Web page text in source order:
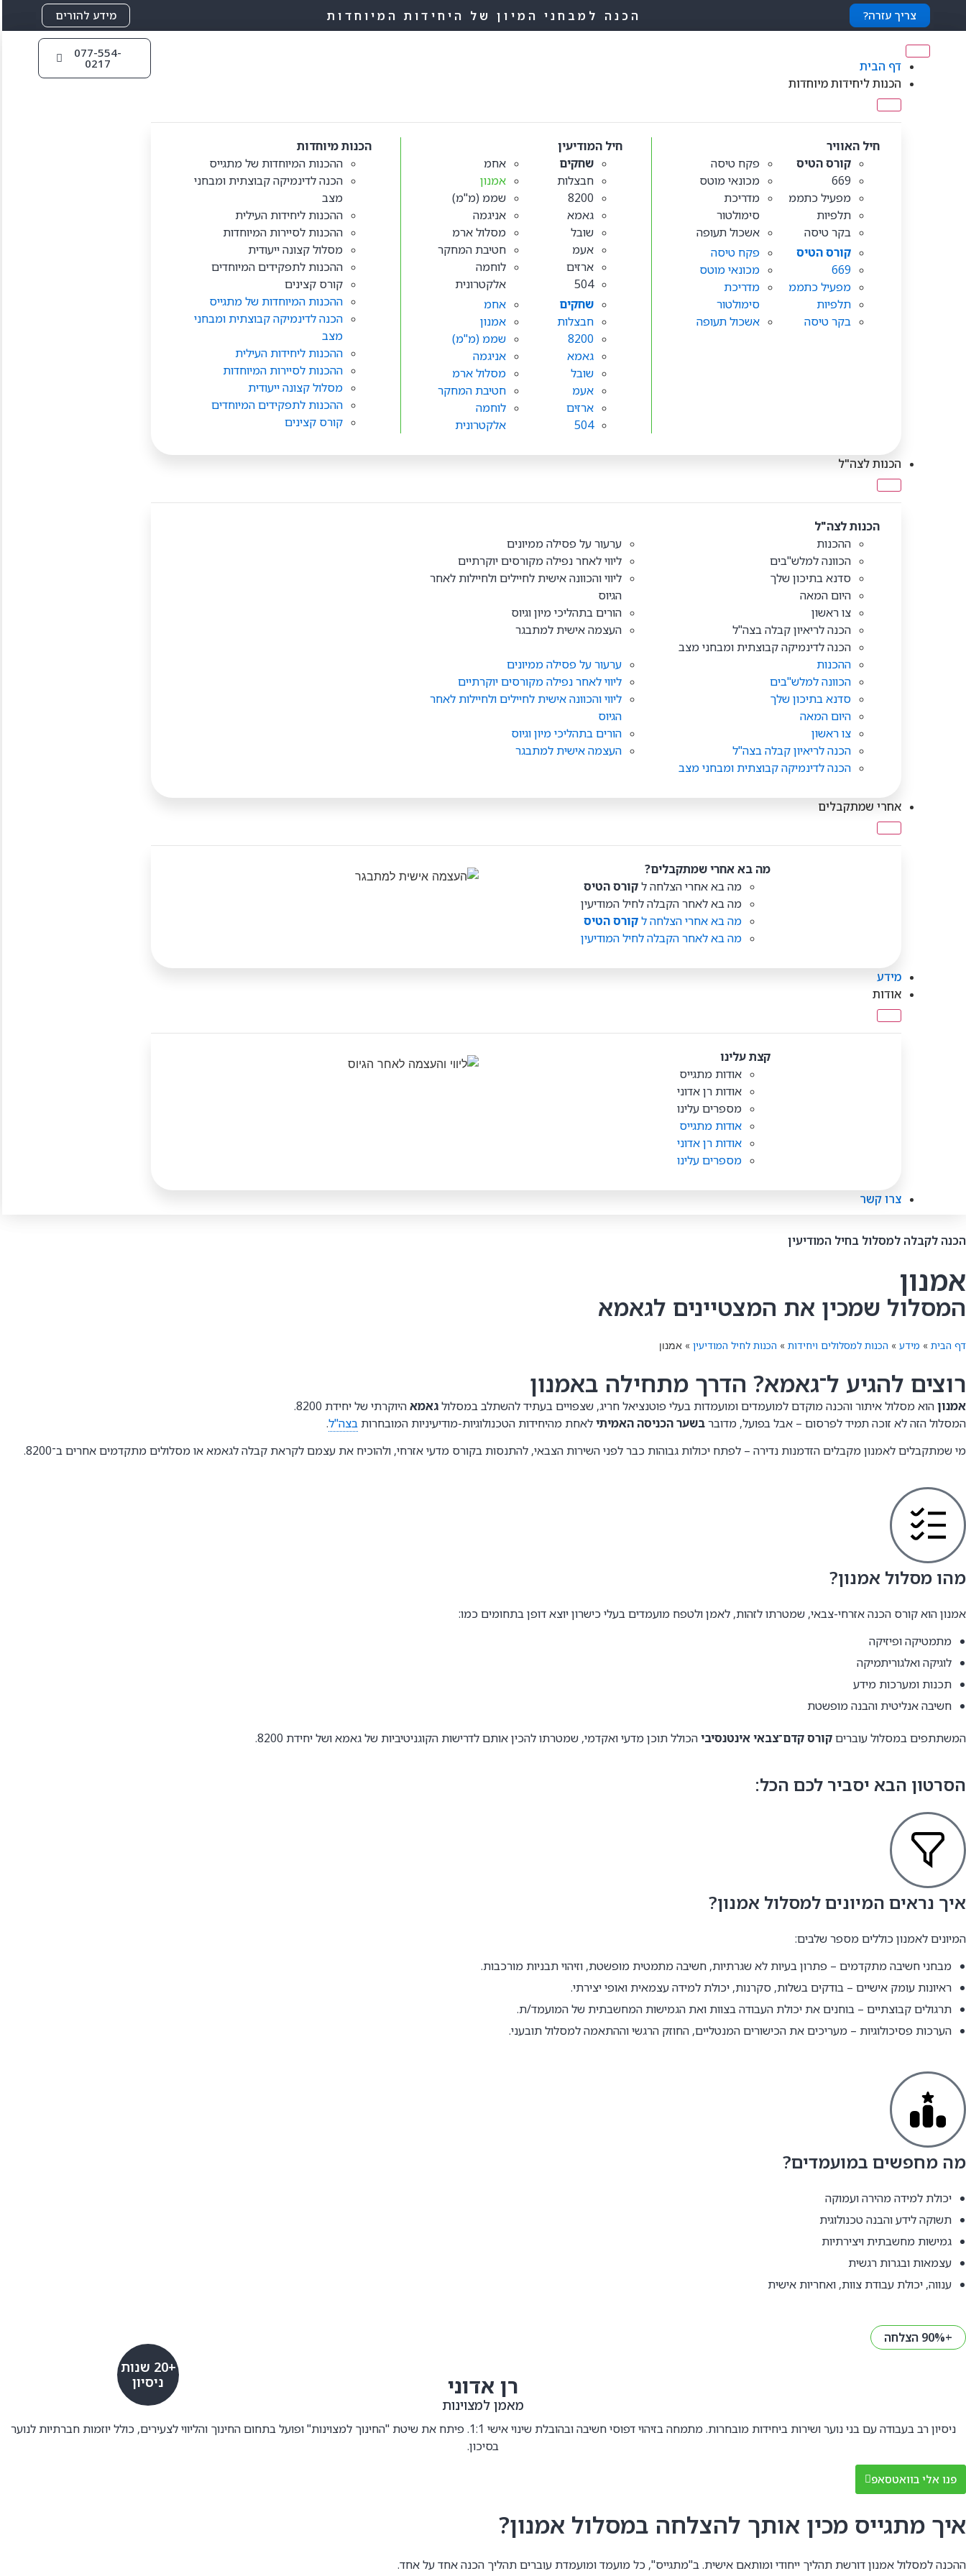
צריך עזרה? הכנה למבחני המיון של היחידות המיוחדות מידע להורים
דף הבית
הכנות ליחידות מיוחדות
חיל האוויר
קורס הטיס
669
מפעיל כתממ
תלפיות
בקר טיסה
פקח טיסה
מכונאי מוטס
מדריכת
סימולטור
אשכול תעופה
קורס הטיס
669
מפעיל כתממ
תלפיות
בקר טיסה
פקח טיסה
מכונאי מוטס
מדריכת
סימולטור
אשכול תעופה
חיל המודיעין
שחקים
חבצלות
8200
גאמא
שובל
אעמ
ארזים
504
אחמ
אמנון
שממ (מ"מ)
אניגמה
מסלול ארמ
חטיבת המחקר
לוחמה
אלקטרונית
שחקים
חבצלות
8200
גאמא
שובל
אעמ
ארזים
504
אחמ
אמנון
שממ (מ"מ)
אניגמה
מסלול ארמ
חטיבת המחקר
לוחמה
אלקטרונית
הכנות מיוחדות
ההכנות המיוחדות של מתגייס
הכנה לדינמיקה קבוצתית ומבחני
מצב
ההכנות ליחידות העילית
ההכנות לסיירות המיוחדות
מסלול קצונה ייעודית
ההכנות לתפקידים המיוחדים
קורס קצינים
ההכנות המיוחדות של מתגייס
הכנה לדינמיקה קבוצתית ומבחני
מצב
ההכנות ליחידות העילית
ההכנות לסיירות המיוחדות
מסלול קצונה ייעודית
ההכנות לתפקידים המיוחדים
קורס קצינים
הכנות לצה"ל
הכנות לצה"ל
ההכנות
הכוונה למלש"בים
סדנא בתיכון שלך
היום המאה
צו ראשון
הכנה לריאיון קבלה בצה"ל
הכנה לדינמיקה קבוצתית ומבחני מצב
ערעור על פסילה ממיונים
ליווי לאחר נפילה מקורסים יוקרתיים
ליווי והכוונה אישית לחיילים ולחיילות לאחר
הגיוס
הורים בתהליכי מיון וגיוס
העצמה אישית למתבגר
ההכנות
הכוונה למלש"בים
סדנא בתיכון שלך
היום המאה
צו ראשון
הכנה לריאיון קבלה בצה"ל
הכנה לדינמיקה קבוצתית ומבחני מצב
ערעור על פסילה ממיונים
ליווי לאחר נפילה מקורסים יוקרתיים
ליווי והכוונה אישית לחיילים ולחיילות לאחר
הגיוס
הורים בתהליכי מיון וגיוס
העצמה אישית למתבגר
אחרי שמתקבלים
מה בא אחרי שמתקבלים?
מה בא אחרי הצלחה לקורס הטיס
מה בא לאחר הקבלה לחיל המודיעין
מה בא אחרי הצלחה לקורס הטיס
מה בא לאחר הקבלה לחיל המודיעין
מידע
אודות
קצת עלינו
אודות מתגייס
אודות רן אדוני
מספרים עלינו
אודות מתגייס
אודות רן אדוני
מספרים עלינו
צרו קשר
077-554-
0217
הכנה לקבלה למסלול בחיל המודיעין
אמנון
המסלול שמכין את המצטיינים לגאמא
דף הבית » מידע » הכנות למסלולים ויחידות » הכנות לחיל המודיעין » אמנון
רוצים להגיע ל־גאמא? הדרך מתחילה באמנון
אמנוןהוא מסלול איתור והכנה מוקדם למועמדים ומועמדות בעלי פוטנציאל חריג, שצפויים בעתיד להשתלב במסלולגאמאהיוקרתי של יחידת 8200.
המסלול הזה לא זוכה תמיד לפרסום – אבל בפועל, מדוברבשער הכניסה האמיתילאחת מהיחידות הטכנולוגיות-מודיעיניות המובחרות בצה"ל.
מי שמתקבלים לאמנון מקבלים הזדמנות נדירה – לפתח יכולות גבוהות כבר לפני השירות הצבאי, להתנסות בקורס מדעי אזרחי, ולהוכיח את עצמם לקראת קבלה לגאמא או מסלולים מתקדמים אחרים ב־8200.
מהו מסלול אמנון?
אמנון הוא קורס הכנה אזרחי-צבאי, שמטרתו לזהות, לאמן ולטפח מועמדים בעלי כישרון יוצא דופן בתחומים כמו:
מתמטיקה ופיזיקה
לוגיקה ואלגוריתמיקה
תכנות ומערכות מידע
חשיבה אנליטית והבנה מופשטת
המשתתפים במסלול עובריםקורס קדם־צבאי אינטנסיביהכולל תוכן מדעי ואקדמי, שמטרתו להכין אותם לדרישות הקוגניטיביות של גאמא ושל יחידת 8200.
הסרטון הבא יסביר לכם הכל:
איך נראים המיונים למסלול אמנון?
המיונים לאמנון כוללים מספר שלבים:
מבחני חשיבה מתקדמים – פתרון בעיות לא שגרתיות, חשיבה מתמטית מופשטת, וזיהוי תבניות מורכבות.
ראיונות עומק אישיים – בודקים בשלות, סקרנות, יכולת למידה עצמאית ואופי יצירתי.
תרגולים קבוצתיים – בוחנים את יכולת העבודה בצוות ואת הגמישות המחשבתית של המועמד/ת.
הערכות פסיכולוגיות – מעריכים את הכישורים המנטליים, החוזק הרגשי וההתאמה למסלול תובעני.
מה מחפשים במועמדים?
יכולת למידה מהירה ועמוקה
תשוקה לידע והבנה טכנולוגית
גמישות מחשבתית ויצירתיות
עצמאות ובגרות רגשית
ענווה, יכולת עבודת צוות, ואחריות אישית
+90% הצלחה
+20 שנות
ניסיון
רן אדוני
מאמן למצוינות
ניסיון רב בעבודה עם בני נוער ושירות ביחידות מובחרות. מתמחה בזיהוי דפוסי חשיבה ובהובלת שינוי אישי 1:1. פיתח את שיטת "החינוך למצוינות" ופועל בתחום החינוך והליווי לצעירים, כולל יוזמות חברתיות לנוער
בסיכון.
פנו אלי בוואטסאפ
איך מתגייס מכין אותך להצלחה במסלול אמנון?
ההכנה למסלול אמנון דורשת תהליך ייחודי ומותאם אישית. ב"מתגייס", כל מועמד ומועמדת עוברים תהליך הכנה אחד על אחד.